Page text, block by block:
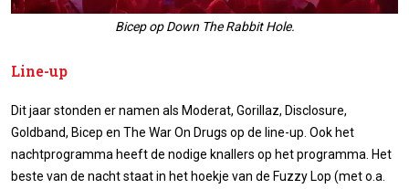
Bicep op Down The Rabbit Hole.
Line-up
Dit jaar stonden er namen als Moderat, Gorillaz, Disclosure,
Goldband, Bicep en The War On Drugs op de line-up. Ook het
nachtprogramma heeft de nodige knallers op het programma. Het
beste van de nacht staat in het hoekje van de Fuzzy Lop (met o.a.